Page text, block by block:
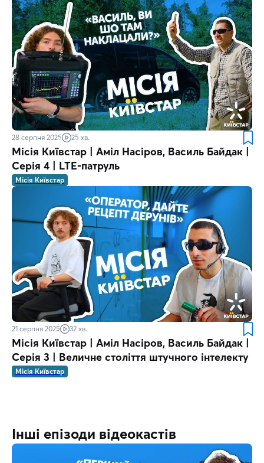
28 серпня 2025 25 хв.
Місія Київстар | Аміл Насіров, Василь Байдак |
Серія 4 | LTE-патруль
Місія Київстар
21 серпня 2025 32 хв.
Місія Київстар | Аміл Насіров, Василь Байдак |
Серія 3 | Величне століття штучного інтелекту
Місія Київстар
Інші епізоди відеокастів